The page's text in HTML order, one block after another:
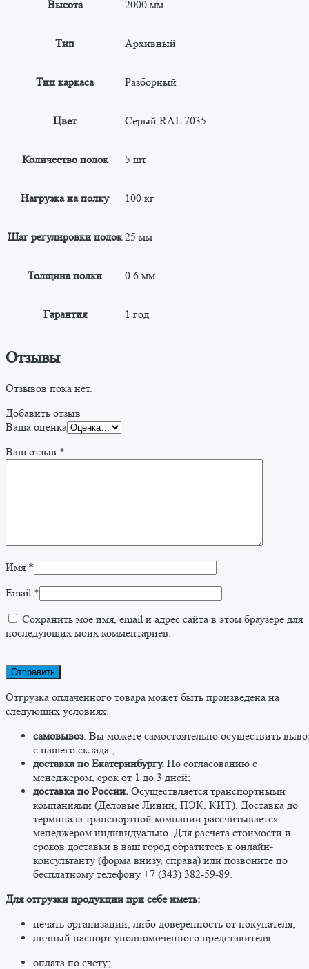
Высота 2000 мм
Тип Архивный
Тип каркаса Разборный
Цвет Серый RAL 7035
Количество полок 5 шт
Нагрузка на полку 100 кг
Шаг регулировки полок 25 мм
Толщина полки 0.6 мм
Гарантия 1 год
Отзывы
Отзывов пока нет.
Добавить отзыв
Ваша оценка
Ваш отзыв *
Имя *
Email *
Сохранить моё имя, email и адрес сайта в этом браузере для
последующих моих комментариев.
Отгрузка оплаченного товара может быть произведена на
следующих условиях:
самовывоз. Вы можете самостоятельно осуществить
c нашего склада.;
доставка по Екатеринбургу. По согласованию с
менеджером, срок от 1 до 3 дней;
доставка по России. Осуществляется транспортными
компаниями (Деловые Линии, ПЭК, КИТ). Доставка до
терминала транспортной компании рассчитывается
менеджером индивидуально. Для расчета стоимости и
сроков доставки в ваш город обратитесь к онлайн-
консультанту (форма внизу, справа) или позвоните по
бесплатному телефону +7 (343) 382-59-89. ​
​Для отгрузки продукции при себе иметь:
печать организации, либо доверенность от покупателя;
личный паспорт уполномоченного представителя.
оплата по счету;